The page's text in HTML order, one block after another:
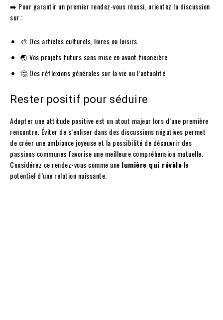
➡️ Pour garantir un premier rendez-vous réussi, orientez la discussion
sur :
🎨 Des articles culturels, livres ou loisirs
🌏 Vos projets futurs sans mise en avant financière
🤔 Des réflexions générales sur la vie ou l’actualité
Rester positif pour séduire
Adopter une attitude positive est un atout majeur lors d’une première
rencontre. Éviter de s’enliser dans des discussions négatives permet
de créer une ambiance joyeuse et la possibilité de découvrir des
passions communes favorise une meilleure compréhension mutuelle.
Considérez ce rendez-vous comme une lumière qui révèle le
potentiel d’une relation naissante.